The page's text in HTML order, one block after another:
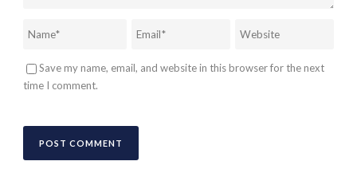
Save my name, email, and website in this browser for the next
time I comment.